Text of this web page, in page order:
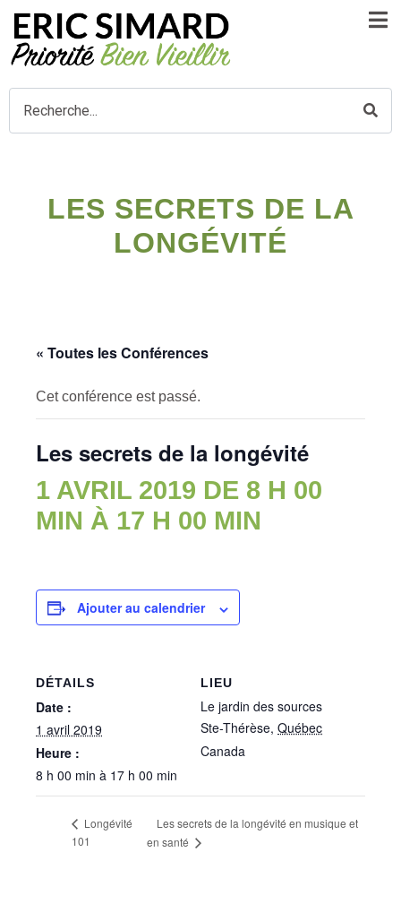
LES SECRETS DE LA
LONGÉVITÉ
« Toutes les Conférences
Cet conférence est passé.
Les secrets de la longévité
1 AVRIL 2019 DE 8 H 00
MIN À 17 H 00 MIN
Ajouter au calendrier
DÉTAILS
Date :
1 avril 2019
Heure :
8 h 00 min à 17 h 00 min
LIEU
Le jardin des sources
Ste-Thérèse, Québec
Canada
Longévité
101
Les secrets de la longévité en musique et
en santé